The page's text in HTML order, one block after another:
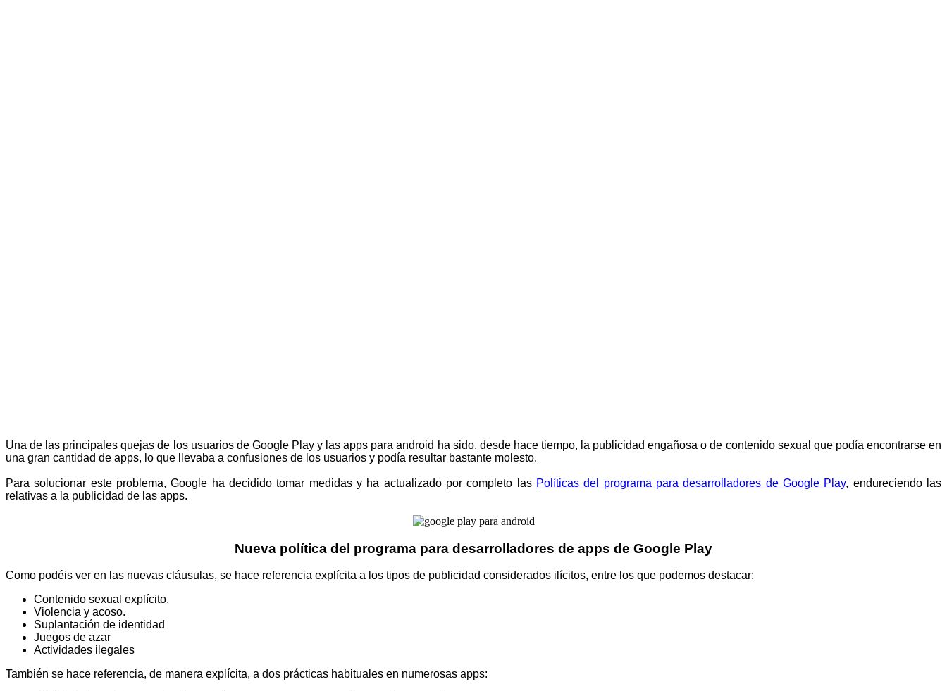
Una de las principales quejas de los usuarios de Google Play y las apps para android ha sido, desde hace tiempo, la publicidad engañosa o de contenido sexual que podía encontrarse en
una gran cantidad de apps, lo que llevaba a confusiones de los usuarios y podía resultar bastante molesto.
Para solucionar este problema, Google ha decidido tomar medidas y ha actualizado por completo las Políticas del programa para desarrolladores de Google Play, endureciendo las
relativas a la publicidad de las apps.
Nueva política del programa para desarrolladores de apps de Google Play
Como podéis ver en las nuevas cláusulas, se hace referencia explícita a los tipos de publicidad considerados ilícitos, entre los que podemos destacar:
Contenido sexual explícito.
Violencia y acoso.
Suplantación de identidad
Juegos de azar
Actividades ilegales
También se hace referencia, de manera explícita, a dos prácticas habituales en numerosas apps: